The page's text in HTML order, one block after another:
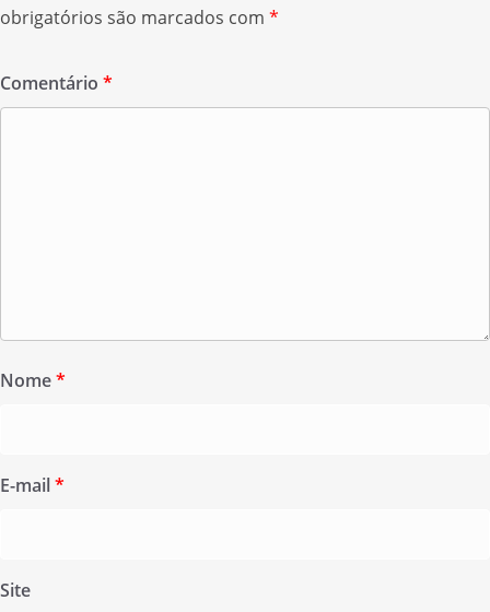
obrigatórios são marcados com *
Comentário *
Nome*
E-mail*
Site